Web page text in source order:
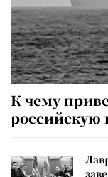
К чему
российскую